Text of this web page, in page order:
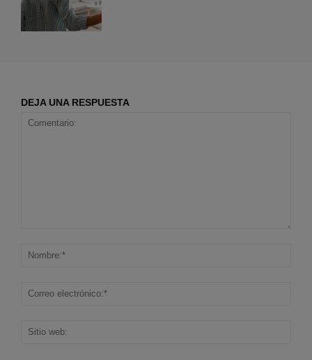
DEJA UNA RESPUESTA